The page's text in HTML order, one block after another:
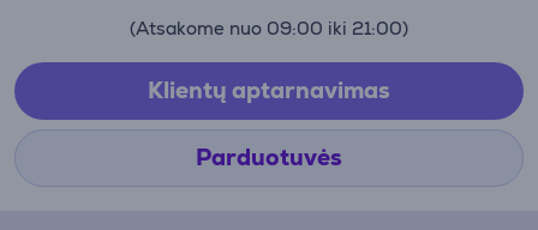
(Atsakome nuo 09:00 iki 21:00)
Klientų aptarnavimas
Parduotuvės